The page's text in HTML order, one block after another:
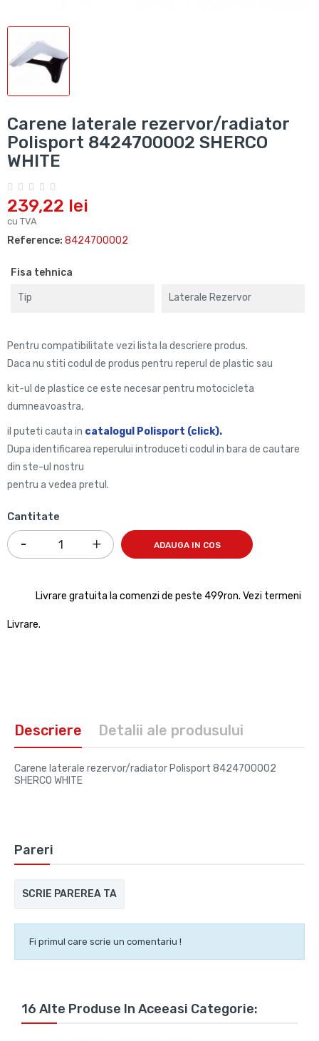
Carene laterale rezervor/radiator
Polisport 8424700002 SHERCO
WHITE
239,22 lei
cu TVA
Reference: 8424700002
Fisa tehnica
Tip Laterale Rezervor
Pentru compatibilitate vezi lista la descriere produs.
Daca nu stiti codul de produs pentru reperul de plastic sau
kit-ul de plastice ce este necesar pentru motocicleta
dumneavoastra,
il puteti cauta in catalogul Polisport (click).
Dupa identificarea reperului introduceti codul in bara de cautare
din ste-ul nostru
pentru a vedea pretul.
Cantitate
ADAUGA IN COS
Livrare gratuita la comenzi de peste 499ron. Vezi termeni
Livrare.
Descriere Detalii ale produsului
Carene laterale rezervor/radiator Polisport 8424700002
SHERCO WHITE
Pareri
SCRIE PAREREA TA
Fi primul care scrie un comentariu !
16 Alte Produse In Aceeasi Categorie: